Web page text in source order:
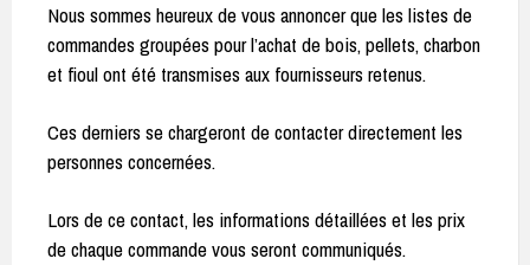
Nous sommes heureux de vous annoncer que les listes de
commandes groupées pour l’achat de bois, pellets, charbon
et fioul ont été transmises aux fournisseurs retenus.
Ces derniers se chargeront de contacter directement les
personnes concernées.
Lors de ce contact, les informations détaillées et les prix
de chaque commande vous seront communiqués.